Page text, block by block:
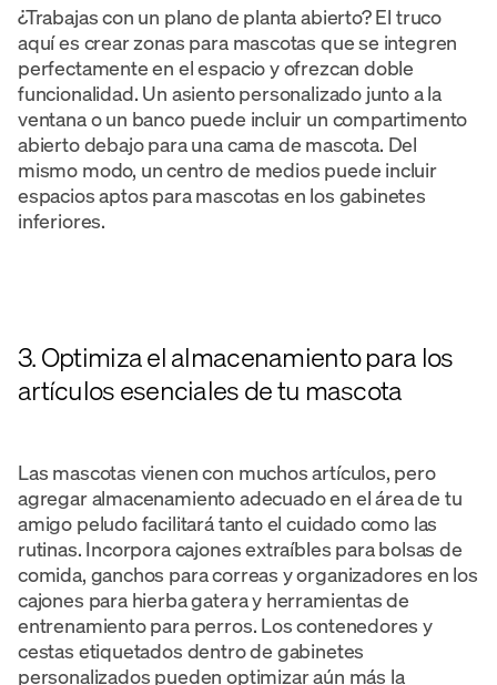
¿Trabajas con un plano de planta abierto? El truco
aquí es crear zonas para mascotas que se integren
perfectamente en el espacio y ofrezcan doble
funcionalidad. Un asiento personalizado junto a la
ventana o un banco puede incluir un compartimento
abierto debajo para una cama de mascota. Del
mismo modo, un centro de medios puede incluir
espacios aptos para mascotas en los gabinetes
inferiores.
3. Optimiza el almacenamiento para los
artículos esenciales de tu mascota
Las mascotas vienen con muchos artículos, pero
agregar almacenamiento adecuado en el área de tu
amigo peludo facilitará tanto el cuidado como las
rutinas. Incorpora cajones extraíbles para bolsas de
comida, ganchos para correas y organizadores en los
cajones para hierba gatera y herramientas de
entrenamiento para perros. Los contenedores y
cestas etiquetados dentro de gabinetes
personalizados pueden optimizar aún más la